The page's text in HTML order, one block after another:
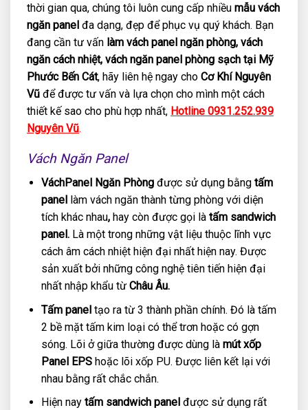
thời gian qua, chúng tôi luôn cung cấp nhiều mẫu vách
ngăn panel đa dạng, đẹp để phục vụ quý khách. Bạn
đang cần tư vấn làm vách panel ngăn phòng, vách
ngăn cách nhiệt, vách ngăn panel phòng sạch tại Mỹ
Phước Bến Cát, hãy liên hệ ngay cho Cơ Khí Nguyên
Vũ để được tư vấn và lựa chọn cho mình một cách
thiết kế sao cho phù hợp nhất, Hotline 0931.252.939
Nguyên Vũ.
Vách Ngăn Panel
VáchPanel Ngăn Phòng được sử dụng bằng tấm
panellàm vách ngăn thành từng phòng với diện
tích khác nhau, hay còn được gọi làtấm sandwich
panel. Là một trong những vật liệu thuộc lĩnh vực
cách âm cách nhiệt hiện đại nhất hiện nay. Được
sản xuất bởi những công nghệ tiên tiến hiện đại
nhất nhập khẩu từ Châu Âu.
Tấm panel tạo ra từ 3 thành phần chính. Đó là tấm
2 bề mặt tấm kim loại có thể trơn hoặc có gợn
sóng. Lõi ở giữa thường được dùng là mút xốp
Panel EPShoặc lõi xốp PU. Được liên kết lại với
nhau bằng rất chắc chắn.
Hiện nay tấm sandwich panel được sử dụng rất